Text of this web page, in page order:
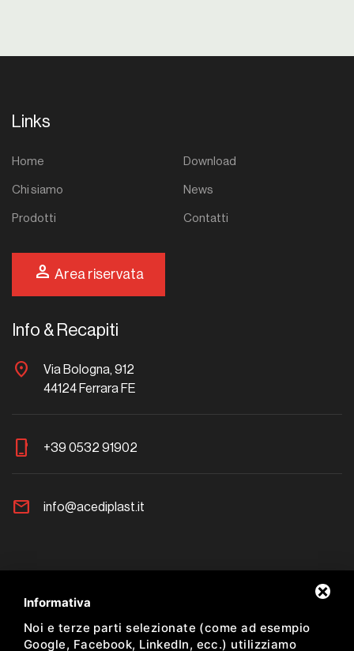
Links
Home
Chi siamo
Prodotti
Download
News
Contatti
person Area riservata
Info & Recapiti
location_on
Via Bologna, 912
44124 Ferrara FE
phone_iphone +39 0532 91902
mail info@acediplast.it
Newsletter
Resta aggiornato sulle nostre proposte
Informativa
Noi e terze parti selezionate (come ad esempio
Google, Facebook, LinkedIn, ecc.) utilizziamo